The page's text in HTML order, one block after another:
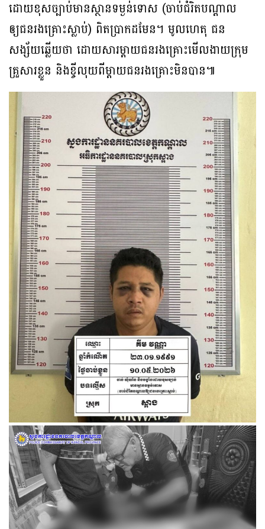
ដោយខុសច្បាប់មានស្ថានទម្ងន់ទោស (ចាប់ជំរិតបណ្តាល
ឲ្យជនរងគ្រោះស្លាប់) ពិតប្រាកដមែន។ មូលហេតុ ជន
សង្ស័យឆ្លើយថា ដោយសារម្តាយជនរងគ្រោះមើលងាយក្រុម
គ្រួសារខ្លួន និងខ្ចីលុយពីម្តាយជនរងគ្រោះមិនបាន៕